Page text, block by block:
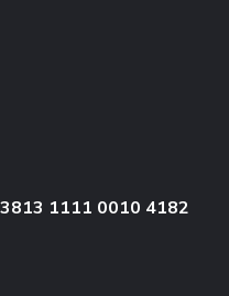
1111 0010 4182